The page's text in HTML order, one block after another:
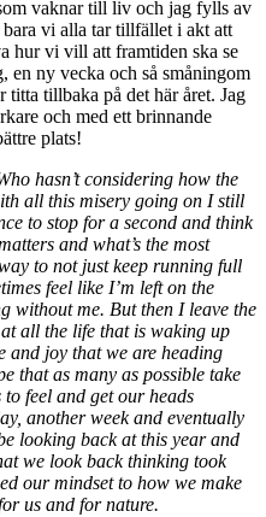
vaknar till liv och jag fylls av
vi alla tar tillfället i akt att
hur vi vill att framtiden ska se
en ny vecka och så småningom
titta tillbaka på det här året. Jag
och med ett brinnande
plats!
hasn’t considering how the
all this misery going on I still
to stop for a second and think
and what’s the most
to not just keep running full
feel like I’m left on the
without me. But then I leave the
all the life that is waking up
and joy that we are heading
that as many as possible take
feel and get our heads
another week and eventually
looking back at this year and
we look back thinking took
our mindset to how we make
us and for nature.